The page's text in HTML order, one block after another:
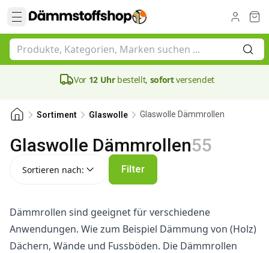
Vor 12 Uhrbestellt, sofortversendet
Sortiment Glaswolle Glaswolle Dämmrollen
Glaswolle Dämmrollen55
Sortieren nach: Filter
Dämmrollen sind geeignet für verschiedene
Anwendungen. Wie zum Beispiel Dämmung von (Holz)
Dächern, Wände und Fussböden. Die Dämmrollen